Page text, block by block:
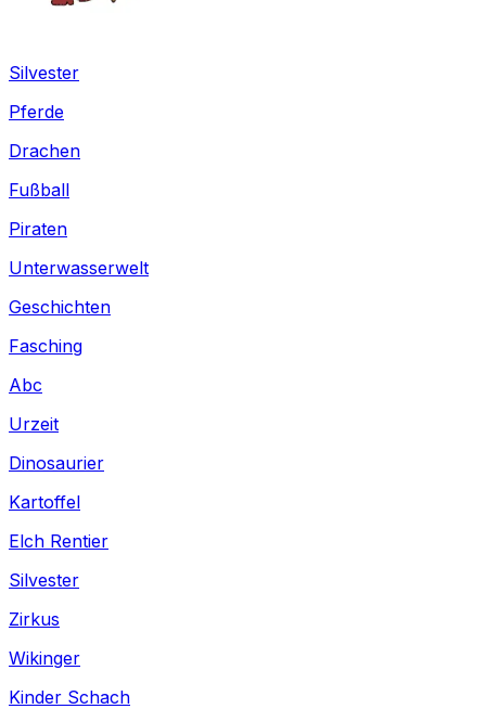
Silvester
Pferde
Drachen
Fußball
Piraten
Unterwasserwelt
Geschichten
Fasching
Abc
Urzeit
Dinosaurier
Kartoffel
Elch Rentier
Silvester
Zirkus
Wikinger
Kinder Schach